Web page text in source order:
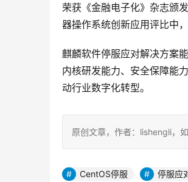
荣获《金融电子化》杂志颁
器操作系统创新应用评比中
麒麟软件停服应对解决方案
内核研发能力、安全保障能
动行业数字化转型。
原创文章，作者：lishengli，
CentOS停服 停服应